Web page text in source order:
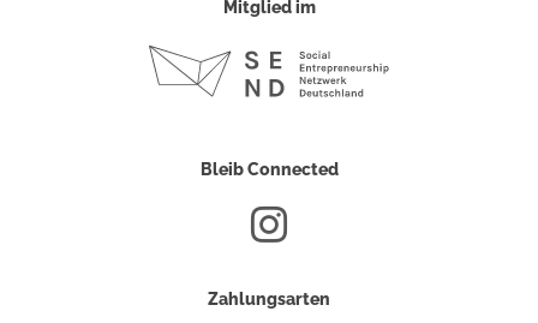
Mitglied im
Bleib Connected
Zahlungsarten